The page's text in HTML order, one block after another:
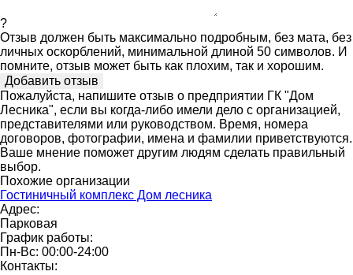
?
Отзыв должен быть максимально подробным, без мата, без
личных оскорблений, минимальной длиной 50 символов. И
помните, отзыв может быть как плохим, так и хорошим.
Пожалуйста, напишите отзыв о предприятии ГК "Дом
Лесника", если вы когда-либо имели дело с организацией,
представителями или руководством. Время, номера
договоров, фотографии, имена и фамилии приветствуются.
Ваше мнение поможет другим людям сделать правильный
выбор.
Похожие организации
Гостиничный комплекс Дом лесника
Адрес:
Парковая
График работы:
Пн-Вс: 00:00-24:00
Контакты: